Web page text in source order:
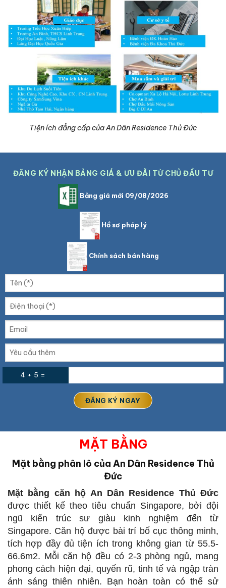
Tiện ích đẳng cấp của An Dân Residence Thủ Đức
ĐĂNG KÝ NHẬN BẢNG GIÁ & ƯU ĐÃI TỪ CHỦ ĐẦU TƯ
Bảng giá mới 09/08/2026
Hồ sơ pháp lý
Chính sách bán hàng
4 + 5 =
MẶT BẰNG
Mặt bằng phân lô của An Dân Residence Thủ
Đức
Mặt bằng căn hộ An Dân Residence Thủ Đức
được thiết kế theo tiêu chuẩn Singapore, bởi đội
ngũ kiến trúc sư giàu kinh nghiệm đến từ
Singapore. Căn hộ được bài trí bố cục thông minh,
tích hợp đầy đủ tiện ích trong không gian từ 55.5-
66.6m2. Mỗi căn hộ đều có 2-3 phòng ngủ, mang
phong cách hiện đại, quyến rũ, tinh tế và ngập tràn
ánh sáng thiên nhiên. Bạn hoàn toàn có thể sử